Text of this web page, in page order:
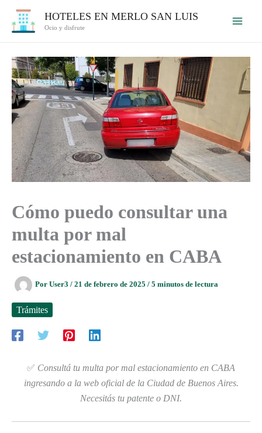
HOTELES EN MERLO SAN LUIS
Ocio y disfrute
Cómo puedo consultar una
multa por mal
estacionamiento en CABA
Por User3 / 21 de febrero de 2025 / 5 minutos de lectura
Trámites
✅ Consultá tu multa por mal estacionamiento en CABA
ingresando a la web oficial de la Ciudad de Buenos Aires.
Necesitás tu patente o DNI.